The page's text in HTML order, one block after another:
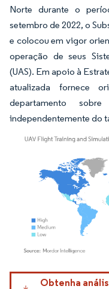
Norte durante o
setembro de 2022, o
e colocou em vigor
operação de seus
(UAS). Em apoio à
atualizada fornece
departamento
independentemente do
Imagem © Mordor
Obtenha